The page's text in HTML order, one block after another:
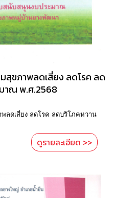
สุขภาพลดเสี่ยง ลดโรค ลด
าณ พ.ศ.2568
ลดเสี่ยง ลดโรค ลดบริโภคหวาน
ดูรายละเอียด >>